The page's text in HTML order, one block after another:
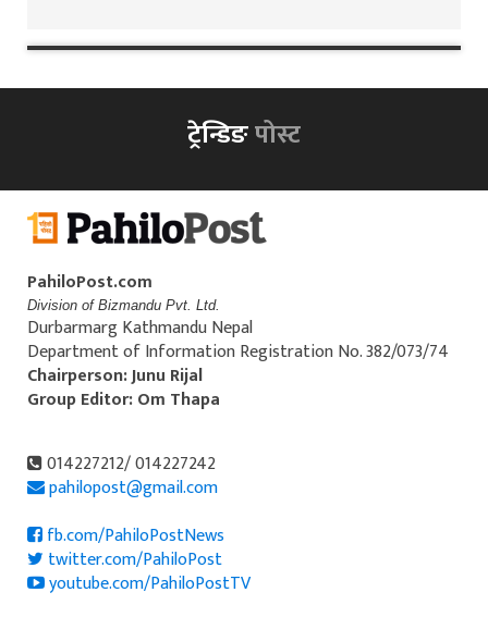
ट्रेन्डिङपोस्ट
PahiloPost.com
Division of Bizmandu Pvt. Ltd.
Durbarmarg Kathmandu Nepal
Department of Information Registration No. 382/073/74
Chairperson: Junu Rijal
Group Editor: Om Thapa
014227212/ 014227242
pahilopost@gmail.com
fb.com/PahiloPostNews
twitter.com/PahiloPost
youtube.com/PahiloPostTV